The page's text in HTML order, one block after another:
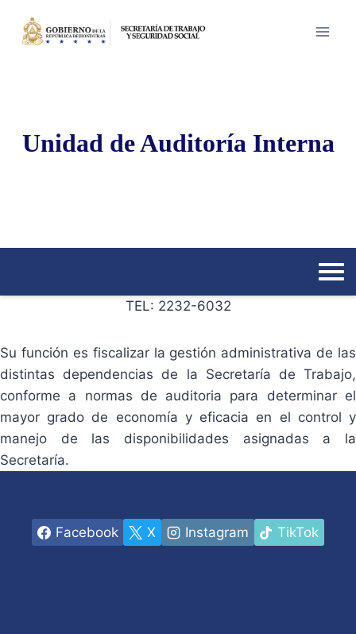
Unidad de Auditoría Interna
TEL: 2232-6032
Su función es fiscalizar la gestión administrativa de las
distintas dependencias de la Secretaría de Trabajo,
conforme a normas de auditoria para determinar el
mayor grado de economía y eficacia en el control y
manejo de las disponibilidades asignadas a la
Secretaría.
Facebook X Instagram TikTok